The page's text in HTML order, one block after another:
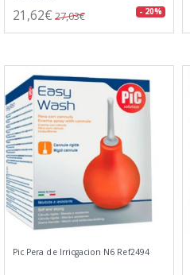
21,62€ 27,03€ - 20%
Pic Pera de Irricgacion N6 Ref2494